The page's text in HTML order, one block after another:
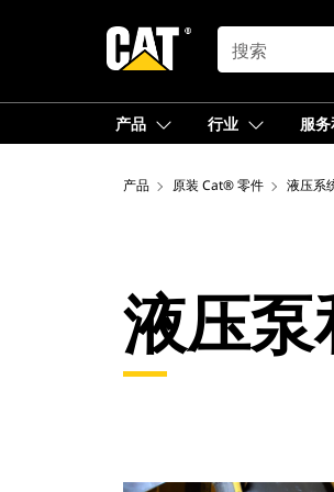
SEARCH
产品 行业 服
产品 原装 Cat® 零件 液压系
液压泵